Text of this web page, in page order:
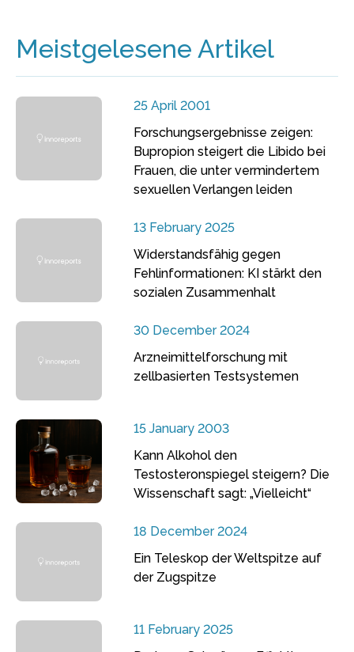
Meistgelesene Artikel
25 April 2001
Forschungsergebnisse zeigen:
Bupropion steigert die Libido bei
Frauen, die unter vermindertem
sexuellen Verlangen leiden
13 February 2025
Widerstandsfähig gegen
Fehlinformationen: KI stärkt den
sozialen Zusammenhalt
30 December 2024
Arzneimittelforschung mit
zellbasierten Testsystemen
15 January 2003
Kann Alkohol den
Testosteronspiegel steigern? Die
Wissenschaft sagt: „Vielleicht“
18 December 2024
Ein Teleskop der Weltspitze auf
der Zugspitze
11 February 2025